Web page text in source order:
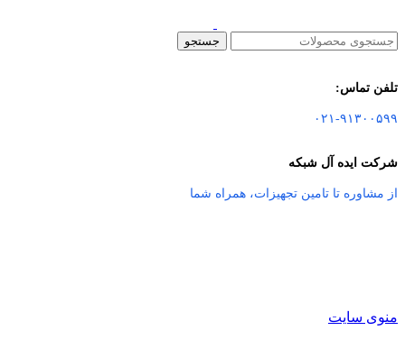
جستجو
تلفن تماس:
۰۲۱-۹۱۳۰۰۵۹۹
شرکت ایده آل شبکه
از مشاوره تا تامین تجهیزات، همراه شما
منوی سایت